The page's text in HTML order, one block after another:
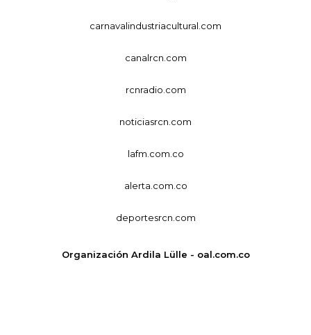
carnavalindustriacultural.com
canalrcn.com
rcnradio.com
noticiasrcn.com
lafm.com.co
alerta.com.co
deportesrcn.com
Organización Ardila Lülle - oal.com.co